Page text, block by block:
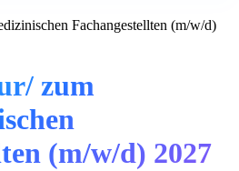
Fachangestellten (m/w/d)
zum
(m/w/d) 2027